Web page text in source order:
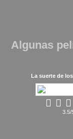
Algunas
3.5/